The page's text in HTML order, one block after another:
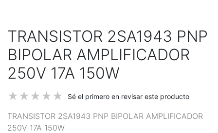
TRANSISTOR 2SA1943 PNP
BIPOLAR AMPLIFICADOR
250V 17A 150W
Sé el primero en revisar este producto
TRANSISTOR 2SA1943 PNP BIPOLAR AMPLIFICADOR
250V 17A 150W